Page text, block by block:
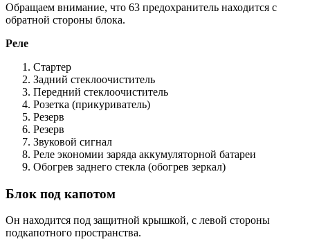
Обращаем внимание, что 63 предохранитель находится с
обратной стороны блока.
Реле
Стартер
Задний стеклоочиститель
Передний стеклоочиститель
Розетка (прикуриватель)
Резерв
Резерв
Звуковой сигнал
Реле экономии заряда аккумуляторной батареи
Обогрев заднего стекла (обогрев зеркал)
Блок под капотом
Он находится под защитной крышкой, с левой стороны
подкапотного пространства.